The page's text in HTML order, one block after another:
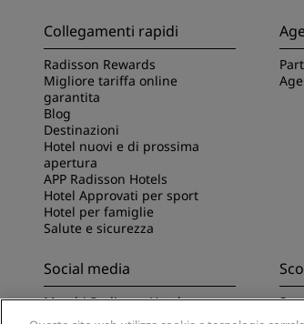
Collegamenti rapidi
Radisson Rewards
Migliore tariffa online
garantita
Blog
Destinazioni
Hotel nuovi e di prossima
apertura
APP Radisson Hotels
Hotel Approvati per sport
Hotel per famiglie
Salute e sicurezza
Social media
Marchi Radisson Hotels